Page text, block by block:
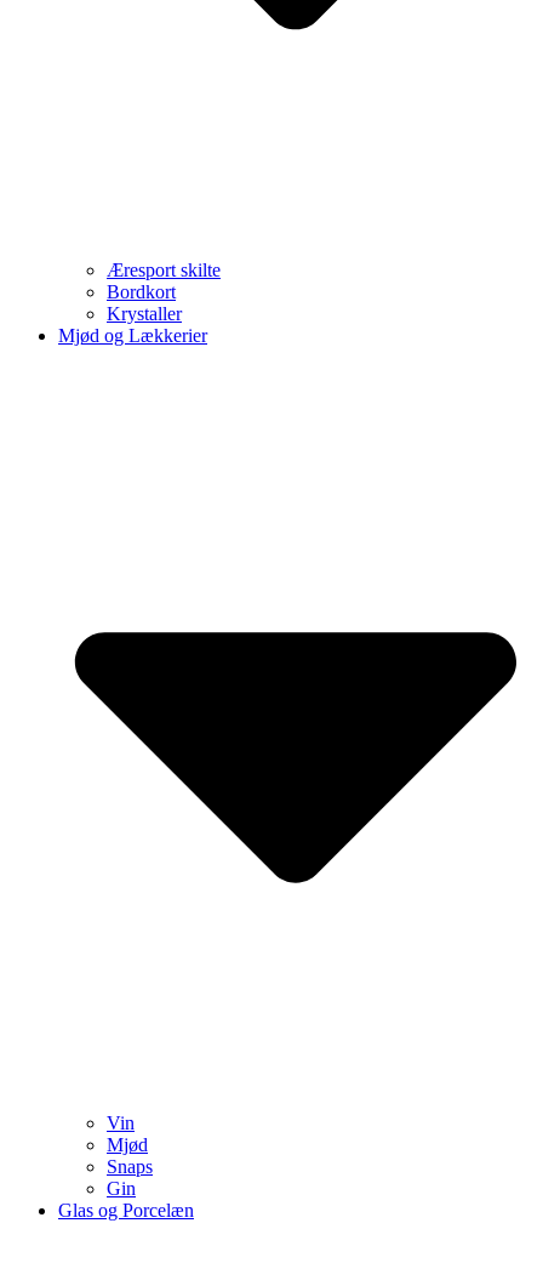
Æresport skilte
Bordkort
Krystaller
Mjød og Lækkerier
Vin
Mjød
Snaps
Gin
Glas og Porcelæn